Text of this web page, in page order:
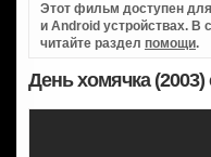
Этот фильм доступен
и Android устройствах. В
читайте раздел помощи.
День хомячка